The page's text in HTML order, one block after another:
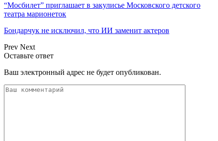
“Мосбилет” приглашает в закулисье Московского детского
театра марионеток
Бондарчук не исключил, что ИИ заменит актеров
Prev Next
Оставьте ответ
Ваш электронный адрес не будет опубликован.